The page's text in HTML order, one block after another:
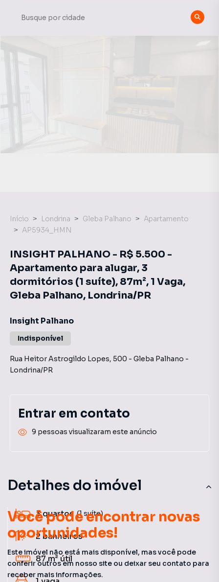
Você pode encontrar novas
oportunidades!
Este imóvel não está mais disponível, mas você pode
conferir outros em nosso site ou deixar seu contato para
receber mais informações.
Detalhes do imóvel
3 quartos (1 suíte)
2 banheiros
87 m² útil
Início Londrina Gleba Palhano
Apartamento
AP5934_HMN
INSIGHT PALHANO - R$ 5.500 -
Apartamento para alugar, 3
dormitórios (1 suíte), 87m², 1 Vaga,
Gleba Palhano, Londrina/PR
Insight Palhano
Indisponível
Rua Heitor Astrogildo Lopes, 500 - Gleba Palhano -
Londrina/PR
Entrar em contato
9 pessoas visualizaram este anúncio